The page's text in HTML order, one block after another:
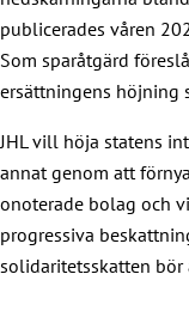
publicerades våren
Som sparåtgärd
ersättningens höjning
JHL vill höja statens
annat genom att
onoterade bolag och
progressiva
solidaritetsskatten